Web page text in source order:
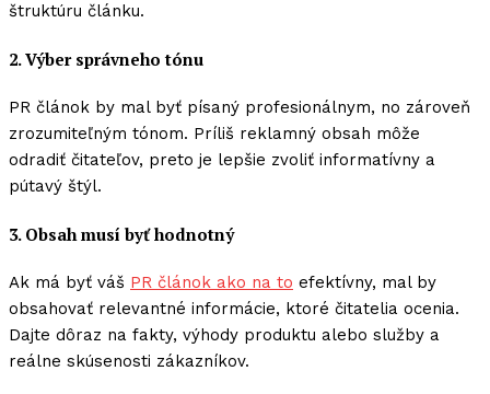
štruktúru článku.
2. Výber správneho tónu
PR článok by mal byť písaný profesionálnym, no zároveň
zrozumiteľným tónom. Príliš reklamný obsah môže
odradiť čitateľov, preto je lepšie zvoliť informatívny a
pútavý štýl.
3. Obsah musí byť hodnotný
Ak má byť váš PR článok ako na to efektívny, mal by
obsahovať relevantné informácie, ktoré čitatelia ocenia.
Dajte dôraz na fakty, výhody produktu alebo služby a
reálne skúsenosti zákazníkov.